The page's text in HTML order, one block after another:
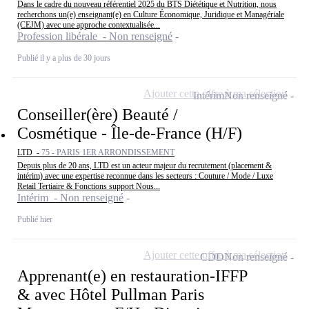
Dans le cadre du nouveau référentiel 2025 du BTS Diététique et Nutrition, nous
recherchons un(e) enseignant(e) en Culture Économique, Juridique et Managériale
(CEJM) avec une approche contextualisée...
Profession libérale - Non renseigné
Publié il y a plus de 30 jours
Conseiller(ère) Beauté /
Cosmétique - Île-de-France (H/F)
LTD - 75 - PARIS 1ER ARRONDISSEMENT
Depuis plus de 20 ans, LTD est un acteur majeur du recrutement (placement &
intérim) avec une expertise reconnue dans les secteurs : Couture / Mode / Luxe
Retail Tertiaire & Fonctions support Nous...
Intérim - Non renseigné
Publié hier
IntérimNon renseigné
Ajouter cette offre à ma sélection
Apprenant(e) en restauration-IFFP
& avec Hôtel Pullman Paris
CDDNon renseigné
Ajouter cette offre à ma sélection